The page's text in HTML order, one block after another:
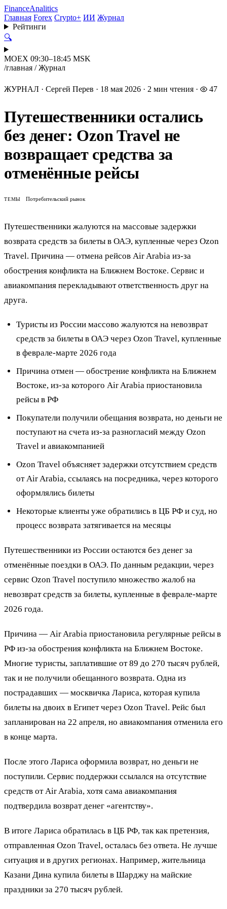
FinanceAnalitics
Главная Forex Crypto+ ИИ Журнал
Рейтинги
🔍
MOEX 09:30–18:45 MSK
/главная / Журнал
ЖУРНАЛ · Сергей Перев · 18 мая 2026 · 2 мин чтения · 47
Путешественники остались
без денег: Ozon Travel не
возвращает средства за
отменённые рейсы
ТЕМЫ Потребительский рынок
Путешественники жалуются на массовые задержки
возврата средств за билеты в ОАЭ, купленные через Ozon
Travel. Причина — отмена рейсов Air Arabia из-за
обострения конфликта на Ближнем Востоке. Сервис и
авиакомпания перекладывают ответственность друг на
друга.
Туристы из России массово жалуются на невозврат
средств за билеты в ОАЭ через Ozon Travel, купленные
в феврале-марте 2026 года
Причина отмен — обострение конфликта на Ближнем
Востоке, из-за которого Air Arabia приостановила
рейсы в РФ
Покупатели получили обещания возврата, но деньги не
поступают на счета из-за разногласий между Ozon
Travel и авиакомпанией
Ozon Travel объясняет задержки отсутствием средств
от Air Arabia, ссылаясь на посредника, через которого
оформлялись билеты
Некоторые клиенты уже обратились в ЦБ РФ и суд, но
процесс возврата затягивается на месяцы
Путешественники из России остаются без денег за
отменённые поездки в ОАЭ. По данным редакции, через
сервис Ozon Travel поступило множество жалоб на
невозврат средств за билеты, купленные в феврале-марте
2026 года.
Причина — Air Arabia приостановила регулярные рейсы в
РФ из-за обострения конфликта на Ближнем Востоке.
Многие туристы, заплатившие от 89 до 270 тысяч рублей,
так и не получили обещанного возврата. Одна из
пострадавших — москвичка Лариса, которая купила
билеты на двоих в Египет через Ozon Travel. Рейс был
запланирован на 22 апреля, но авиакомпания отменила его
в конце марта.
После этого Лариса оформила возврат, но деньги не
поступили. Сервис поддержки ссылался на отсутствие
средств от Air Arabia, хотя сама авиакомпания
подтвердила возврат денег «агентству».
В итоге Лариса обратилась в ЦБ РФ, так как претензия,
отправленная Ozon Travel, осталась без ответа. Не лучше
ситуация и в других регионах. Например, жительница
Казани Дина купила билеты в Шарджу на майские
праздники за 270 тысяч рублей.